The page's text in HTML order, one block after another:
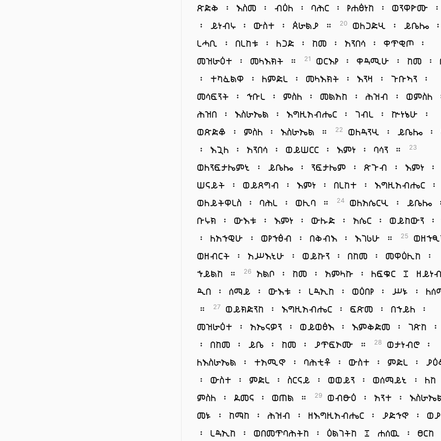
ጽድቅ ፡ እስመ ፡ ብዕለ ፡ ባሕር ፡ የሐፅነከ ፡ ወንዋዮሙ ፡
፡ ይነብሩ ፡ ውስተ ፡ ጰራልያ ።
20
ወለጋድሂ ፡ ይቤሎ ፡
ረሓቢ ፡ በረከቱ ፡ ለጋድ ፡ ከመ ፡ አንበሳ ፡ ቀጥቂጦ ፡
መዝራዕተ ፡ መላእክት ።
21
ወርእየ ፡ ቀዳሚሁ ፡ ከመ ፡
፡ ተካፈልዋ ፡ ለምድረ ፡ መላእክት ፡ እንዛ ፡ ጉቡኣን ፡
መሳፍንት ፡ ኅቡረ ፡ ምስለ ፡ መልአከ ፡ ሕዝብ ፡ ወምስለ
ሕዝበ ፡ እስራኤል ፡ እግዚአብሔር ፡ ገብረ ፡ ኵነኔሁ ፡
ወጽድቆ ፡ ምስለ ፡ እስራኤል ።
22
ወለዳንሂ ፡ ይቤሎ ፡
፡ እጓለ ፡ አንበሳ ፡ ወይሠርር ፡ እምነ ፡ ባሳን ።
23
ወለንፍታሌምኒ ፡ ይቤሎ ፡ ንፍታሌም ፡ ጽጉብ ፡ እምነ ፡
ሠናይት ፡ ወይጸግብ ፡ እምነ ፡ በረከተ ፡ እግዚአብሔር ፡
ወለይትዋረስ ፡ ባሕረ ፡ ወሊባ ።
24
ወለአሴርሂ ፡ ይቤሎ
ቡሩክ ፡ ውእቱ ፡ እምነ ፡ ውሉድ ፡ አሴር ፡ ወይከውን ፡
፡ ለአኀዊሁ ፡ ወየኀፅብ ፡ በቅብእ ፡ እገሪሁ ።
25
ወዘብርት ፡ አሥእኒሁ ፡ ወይኩን ፡ በከመ ፡ መዋዕሊከ ፡
ኀይልከ ።
26
አልቦ ፡ ከመ ፡ አምላኩ ፡ ለፍቁር ፤
ዲበ ፡ ሰማይ ፡ ውእቱ ፡ ረዳኢከ ፡ ወዕበየ ፡ ሥኑ ፡
።
27
ወይክድንከ ፡ እግዚአብሔር ፡ ፍጽመ ፡ በኀይለ ፡
መዝራዕተ ፡ አኤናዎን ፡ ወይወፅእ ፡ እምቅድመ ፡ ገጽከ ፡
፡ በከመ ፡ ይቤ ፡ ከመ ፡ ያጥፍኦሙ ።
28
ወታነብሮ ፡
ለእስራኤል ፡ ተአሚኖ ፡ ባሕቲቶ ፡ ውስተ ፡ ምድረ ፡
፡ ውስተ ፡ ምድረ ፡ ስርናይ ፡ ወወይን ፡ ወሰማይኒ ፡ ለከ
ምስለ ፡ ደመና ፡ ወጠል ።
29
ወብፁዕ ፡ አንተ ፡
መኑ ፡ ከማከ ፡ ሕዝብ ፡ ዘእግዚአብሔር ፡ ያድኅኖ ፡
፡ ረዳኢከ ፡ ወበመጥባሕትከ ፡ ዕልገትከ ፤ ሐሰዉ ፡ ፀርከ